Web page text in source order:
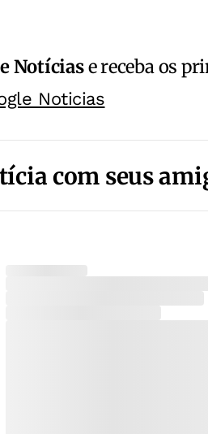
Notíciase receba os
Noticias
com seus